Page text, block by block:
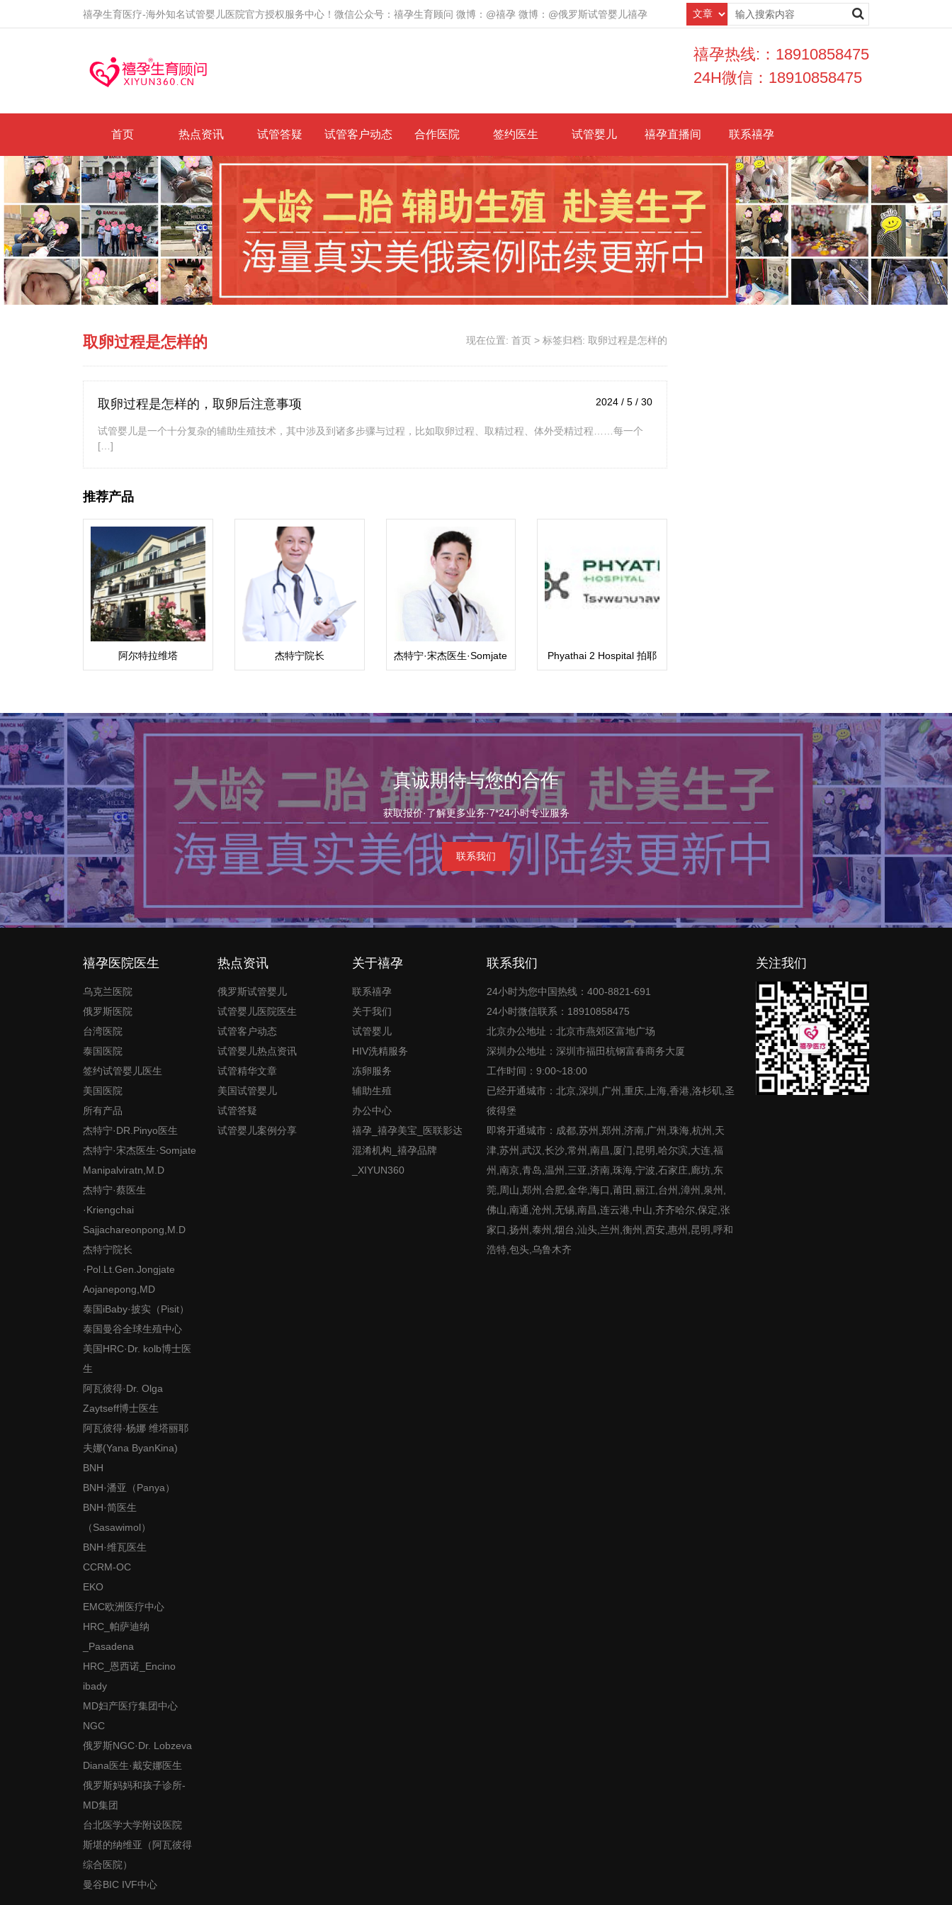
禧孕生育医疗-海外知名试管婴儿医院官方授权服务中心！微信公众号：禧孕生育顾问 微博：@禧孕 微博：@俄罗斯试管婴儿禧孕
禧孕热线:：18910858475
24H微信：18910858475
首页 热点资讯 试管答疑 试管客户动态 合作医院 签约医生 试管婴儿 禧孕直播间 联系禧孕
取卵过程是怎样的 现在位置: 首页 > 标签归档: 取卵过程是怎样的
取卵过程是怎样的，取卵后注意事项 2024 / 5 / 30
试管婴儿是一个十分复杂的辅助生殖技术，其中涉及到诸多步骤与过程，比如取卵过程、取精过程、体外受精过程……每一个
[…]
推荐产品
阿尔特拉维塔
杰特宁院长
·Pol.Lt.Gen.Jongjate
杰特宁·宋杰医生·Somjate
Manipalviratn,M.D
Phyathai 2 Hospital 拍耶
泰2医院
真诚期待与您的合作
获取报价·了解更多业务·7*24小时专业服务
联系我们
禧孕医院医生
乌克兰医院
俄罗斯医院
台湾医院
泰国医院
签约试管婴儿医生
美国医院
所有产品
杰特宁·DR.Pinyo医生
杰特宁·宋杰医生·Somjate
Manipalviratn,M.D
杰特宁·蔡医生
·Kriengchai
Sajjachareonpong,M.D
杰特宁院长
·Pol.Lt.Gen.Jongjate
Aojanepong,MD
泰国iBaby·披实（Pisit）
泰国曼谷全球生殖中心
美国HRC·Dr. kolb博士医
生
阿瓦彼得·Dr. Olga
Zaytseff博士医生
阿瓦彼得·杨娜 维塔丽耶
夫娜(Yana ByanKina)
BNH
BNH·潘亚（Panya）
BNH·简医生
（Sasawimol）
BNH·维瓦医生
CCRM-OC
EKO
EMC欧洲医疗中心
HRC_帕萨迪纳
_Pasadena
HRC_恩西诺_Encino
ibady
MD妇产医疗集团中心
NGC
俄罗斯NGC·Dr. Lobzeva
Diana医生·戴安娜医生
俄罗斯妈妈和孩子诊所-
MD集团
台北医学大学附设医院
斯堪的纳维亚（阿瓦彼得
综合医院）
曼谷BIC IVF中心
热点资讯
俄罗斯试管婴儿
试管婴儿医院医生
试管客户动态
试管婴儿热点资讯
试管精华文章
美国试管婴儿
试管答疑
试管婴儿案例分享
关于禧孕
联系禧孕
关于我们
试管婴儿
HIV洗精服务
冻卵服务
辅助生殖
办公中心
禧孕_禧孕美宝_医联影达
混淆机构_禧孕品牌
_XIYUN360
联系我们
24小时为您中国热线：400-8821-691
24小时微信联系：18910858475
北京办公地址：北京市燕郊区富地广场
深圳办公地址：深圳市福田杭钢富春商务大厦
工作时间：9:00~18:00
已经开通城市：北京,深圳,广州,重庆,上海,香港,洛杉矶,圣
彼得堡
即将开通城市：成都,苏州,郑州,济南,广州,珠海,杭州,天
津,苏州,武汉,长沙,常州,南昌,厦门,昆明,哈尔滨,大连,福
州,南京,青岛,温州,三亚,济南,珠海,宁波,石家庄,廊坊,东
莞,周山,郑州,合肥,金华,海口,莆田,丽江,台州,漳州,泉州,
佛山,南通,沧州,无锡,南昌,连云港,中山,齐齐哈尔,保定,张
家口,扬州,泰州,烟台,汕头,兰州,衡州,西安,惠州,昆明,呼和
浩特,包头,乌鲁木齐
关注我们